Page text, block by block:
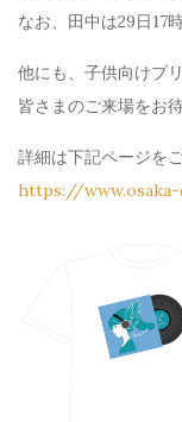
なお、田中は29日17
他にも、子供向けプ
皆さまのご来場をお
詳細は下記ページを
https://